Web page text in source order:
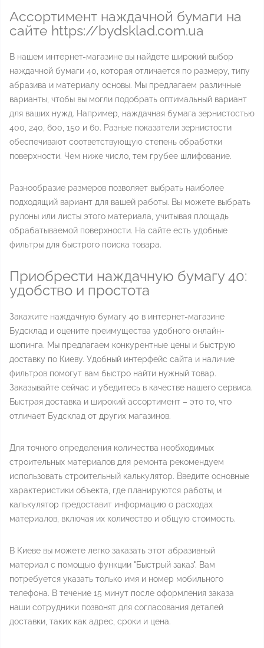
Ассортимент наждачной бумаги на
сайте https://bydsklad.com.ua
В нашем интернет-магазине вы найдете широкий выбор
наждачной бумаги 40, которая отличается по размеру, типу
абразива и материалу основы. Мы предлагаем различные
варианты, чтобы вы могли подобрать оптимальный вариант
для ваших нужд. Например, наждачная бумага зернистостью
400, 240, 600, 150 и 60. Разные показатели зернистости
обеспечивают соответствующую степень обработки
поверхности. Чем ниже число, тем грубее шлифование.
Разнообразие размеров позволяет выбрать наиболее
подходящий вариант для вашей работы. Вы можете выбрать
рулоны или листы этого материала, учитывая площадь
обрабатываемой поверхности. На сайте есть удобные
фильтры для быстрого поиска товара.
Приобрести наждачную бумагу 40:
удобство и простота
Закажите наждачную бумагу 40 в интернет-магазине
Будсклад и оцените преимущества удобного онлайн-
шопинга. Мы предлагаем конкурентные цены и быструю
доставку по Киеву. Удобный интерфейс сайта и наличие
фильтров помогут вам быстро найти нужный товар.
Заказывайте сейчас и убедитесь в качестве нашего сервиса.
Быстрая доставка и широкий ассортимент – это то, что
отличает Будсклад от других магазинов.
Для точного определения количества необходимых
строительных материалов для ремонта рекомендуем
использовать строительный калькулятор. Введите основные
характеристики объекта, где планируются работы, и
калькулятор предоставит информацию о расходах
материалов, включая их количество и общую стоимость.
В Киеве вы можете легко заказать этот абразивный
материал с помощью функции "Быстрый заказ". Вам
потребуется указать только имя и номер мобильного
телефона. В течение 15 минут после оформления заказа
наши сотрудники позвонят для согласования деталей
доставки, таких как адрес, сроки и цена.